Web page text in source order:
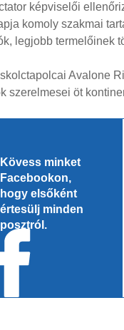
képviselői
komoly szakmai
legjobb termelőinek
Avalone
szerelmesei öt
Kövess minket
Facebookon,
hogy elsőként
értesülj minden
posztról.